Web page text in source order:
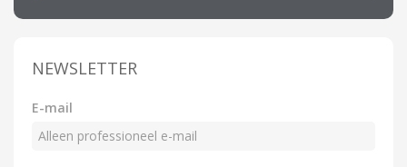
NEWSLETTER
E-mail